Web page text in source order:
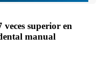
superior en
manual